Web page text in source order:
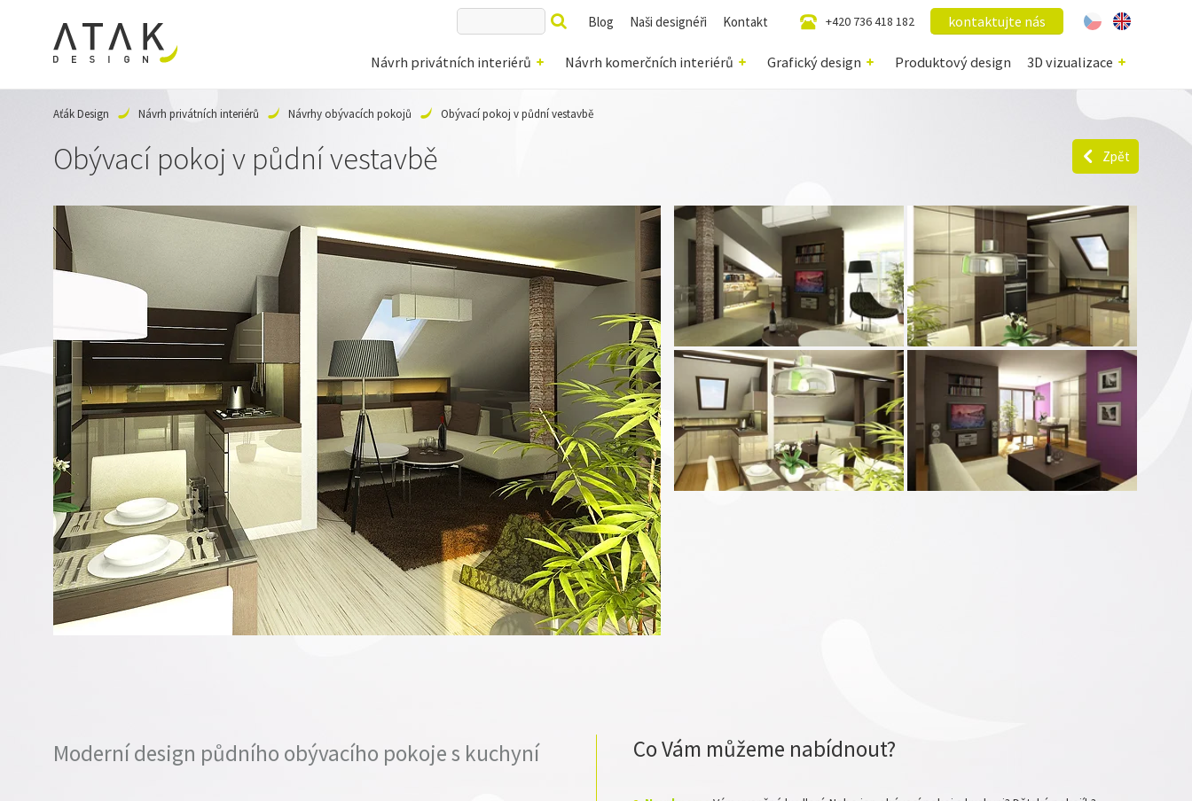
Návrh privátních interiérů Návrh komerčních interiérů Grafický design Produktový design 3D vizualizace
Blog Naši designéři Kontakt +420 736 418 182 kontaktujte nás
Aťák Design Návrh privátních interiérů Návrhy obývacích pokojů Obývací pokoj v půdní vestavbě
Obývací pokoj v půdní vestavbě Zpět
Moderní design půdního obývacího pokoje s kuchyní Co Vám můžeme nabídnout?